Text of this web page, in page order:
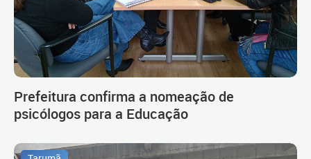
Prefeitura confirma a nomeação de
psicólogos para a Educação